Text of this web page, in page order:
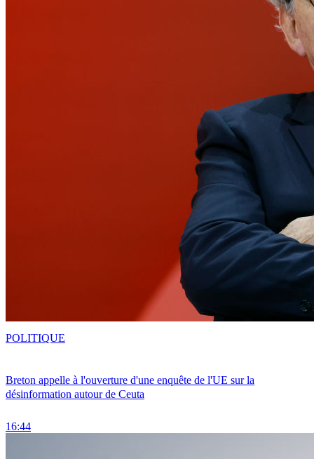
Breton appelle à l'ouverture d'une enquête de l'UE sur la
désinformation autour de Ceuta
16:44
POLITIQUE